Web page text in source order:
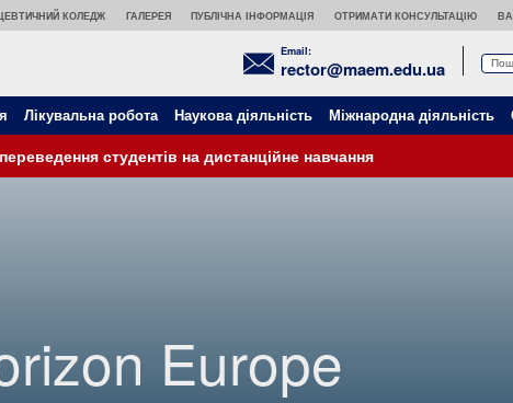
КОЛЕДЖ ГАЛЕРЕЯ ПУБЛІЧНА ІНФОРМАЦІЯ ОТРИМАТИ КОНСУЛЬТАЦІЮ
Email:
rector@maem.edu.ua
Лікувальна робота Наукова діяльність Міжнародна діяльність
студентів на дистанційне навчання
Europe